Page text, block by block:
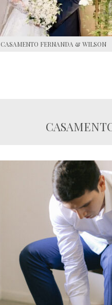
CASAMENTO FERNANDA & WILSON